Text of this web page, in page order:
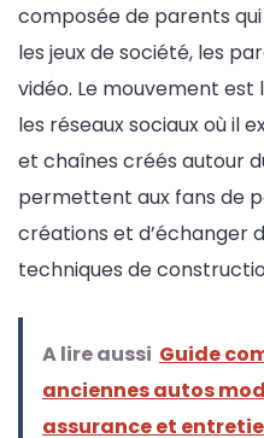
composée de parents
les jeux de société, les
vidéo. Le mouvement
les réseaux sociaux où il
et chaînes créés autour
permettent aux fans de
créations et d’échanger
techniques de
A lire aussi Guide
anciennes autos
assurance et